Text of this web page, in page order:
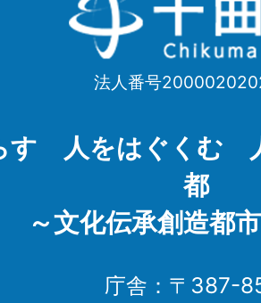
曲
Chikuma
法人番号
す 人をはぐくむ
都
～文化伝承創造都
庁舎：〒387-